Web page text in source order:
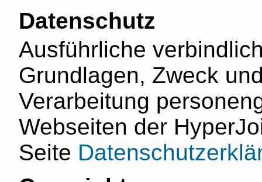
Datenschutz
Ausführliche
Grundlagen, Zweck
Verarbeitung
Webseiten der
Seite